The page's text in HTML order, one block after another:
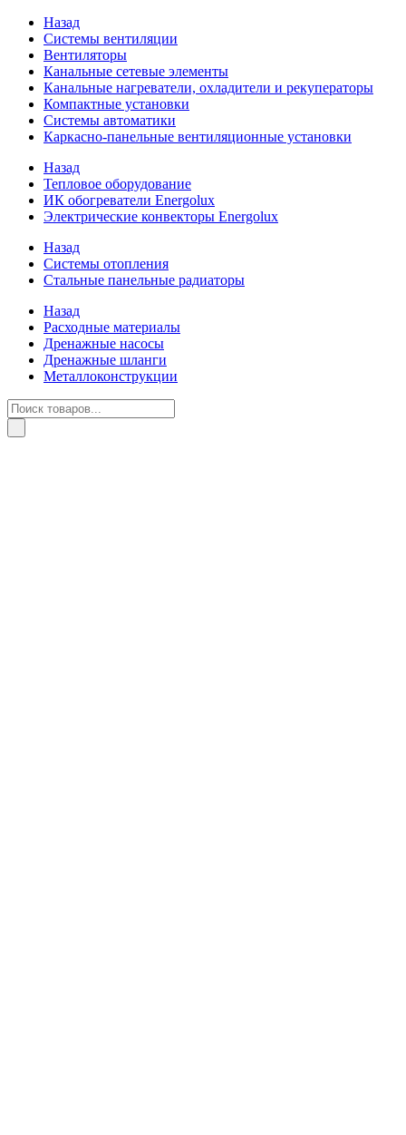
Назад
Системы вентиляции
Вентиляторы
Канальные сетевые элементы
Канальные нагреватели, охладители и рекуператоры
Компактные установки
Системы автоматики
Каркасно-панельные вентиляционные установки
Назад
Тепловое оборудование
ИК обогреватели Energolux
Электрические конвекторы Energolux
Назад
Системы отопления
Стальные панельные радиаторы
Назад
Расходные материалы
Дренажные насосы
Дренажные шланги
Металлоконструкции